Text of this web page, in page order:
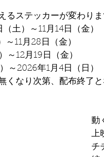
るステッカーが変わり
土）～11月14日（金）
11月28日（金）
12月19日（金）
～2026年1月4日（日）
なり次第、配布終了と
動
上
チ